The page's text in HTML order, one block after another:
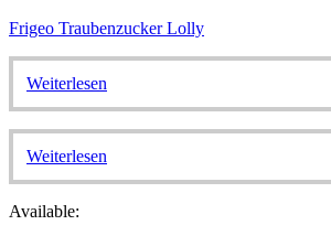
Frigeo Traubenzucker Lolly
Weiterlesen
Weiterlesen
Available: